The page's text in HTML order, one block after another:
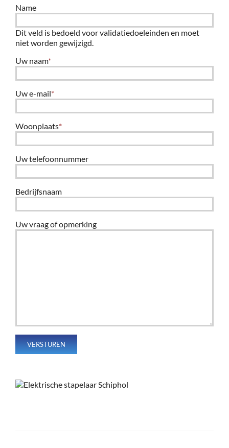
Name
Dit veld is bedoeld voor validatiedoeleinden en moet
niet worden gewijzigd.
Uw naam*
Uw e-mail*
Woonplaats*
Uw telefoonnummer
Bedrijfsnaam
Uw vraag of opmerking